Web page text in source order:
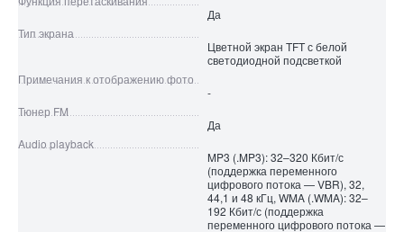
Да
Тип экрана
Цветной экран TFT с белой
светодиодной подсветкой
Примечания к отображению фото
-
Тюнер FM
Да
Audio playback
MP3 (.MP3): 32–320 Кбит/с
(поддержка переменного
цифрового потока — VBR), 32,
44,1 и 48 кГц, WMA (.WMA): 32–
192 Кбит/с (поддержка
переменного цифрового потока —